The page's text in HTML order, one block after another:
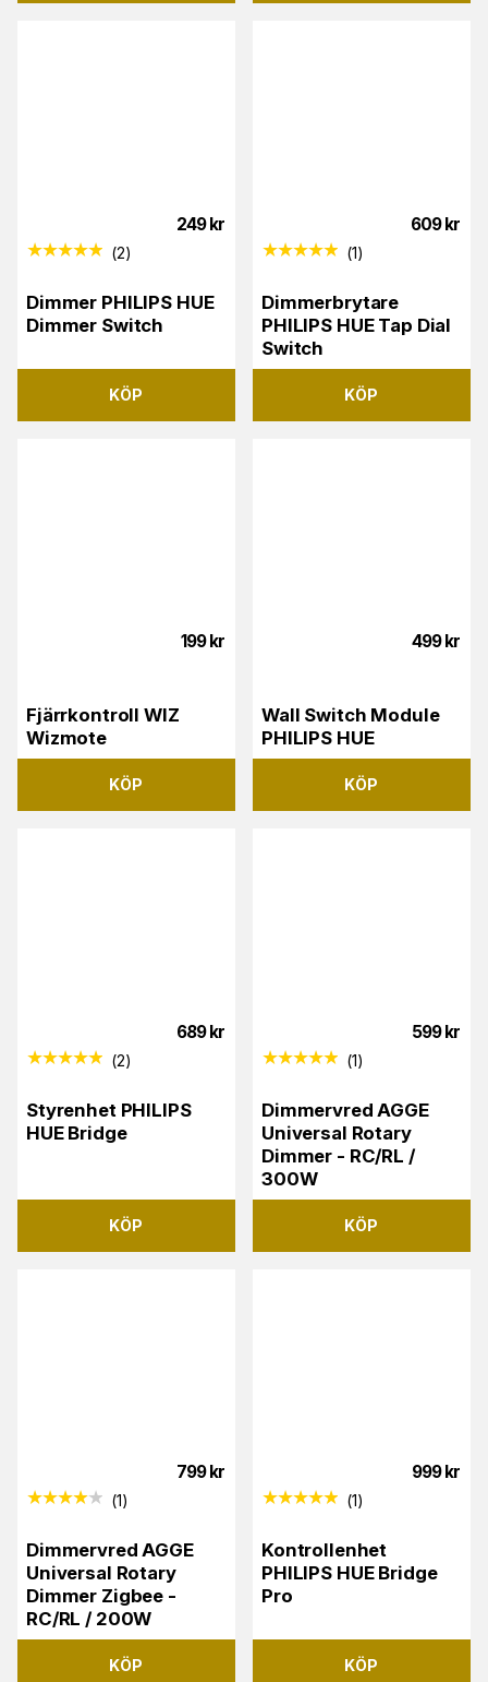
249 kr
(2)
Dimmer PHILIPS HUE
Dimmer Switch
KÖP
609 kr
(1)
Dimmerbrytare
PHILIPS HUE Tap Dial
Switch
KÖP
199 kr
Fjärrkontroll WIZ
Wizmote
KÖP
499 kr
Wall Switch Module
PHILIPS HUE
KÖP
689 kr
(2)
Styrenhet PHILIPS
HUE Bridge
KÖP
599 kr
(1)
Dimmervred AGGE
Universal Rotary
Dimmer - RC/RL /
300W
KÖP
799 kr
(1)
Dimmervred AGGE
Universal Rotary
Dimmer Zigbee -
RC/RL / 200W
KÖP
999 kr
(1)
Kontrollenhet
PHILIPS HUE Bridge
Pro
KÖP